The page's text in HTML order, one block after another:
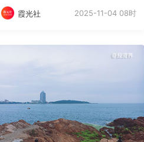
霞光社 2025-11-04 08时